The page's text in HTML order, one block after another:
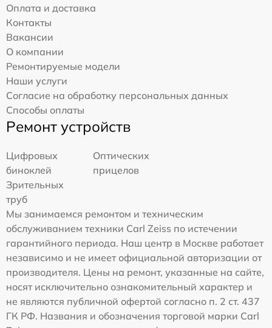
Оплата и доставка
Контакты
Вакансии
О компании
Ремонтируемые модели
Наши услуги
Согласие на обработку персональных данных
Способы оплаты
Ремонт устройств
Цифровых
биноклей
Оптических
прицелов
Зрительных
труб
Мы занимаемся ремонтом и техническим
обслуживанием техники Carl Zeiss по истечении
гарантийного периода. Наш центр в Москве работает
независимо и не имеет официальной авторизации от
производителя. Цены на ремонт, указанные на сайте,
носят исключительно ознакомительный характер и
не являются публичной офертой согласно п. 2 ст. 437
ГК РФ. Названия и обозначения торговой марки Carl